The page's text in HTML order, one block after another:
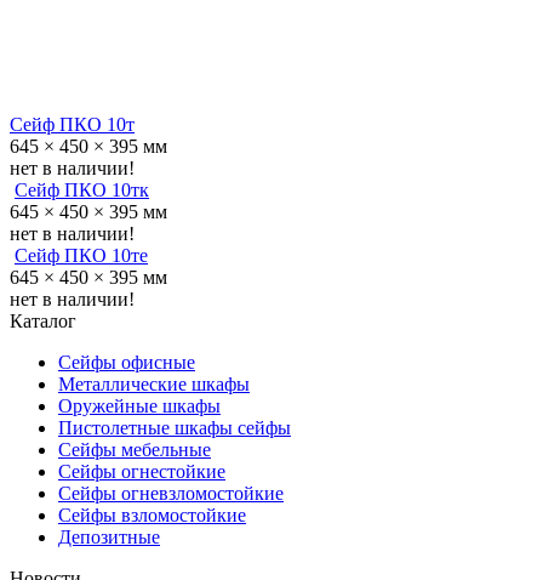
Сейф ПКО 10т
645 × 450 × 395 мм
нет в наличии!
Сейф ПКО 10тк
645 × 450 × 395 мм
нет в наличии!
Сейф ПКО 10те
645 × 450 × 395 мм
нет в наличии!
Каталог
Сейфы офисные
Металличеcкие шкафы
Оружейные шкафы
Пистолетные шкафы сейфы
Сейфы мебельные
Сейфы огнестойкие
Сейфы огневзломостойкие
Сейфы взломостойкие
Депозитные